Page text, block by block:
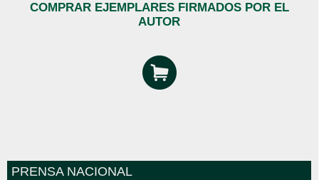
COMPRAR EJEMPLARES FIRMADOS POR EL
AUTOR
PRENSA NACIONAL